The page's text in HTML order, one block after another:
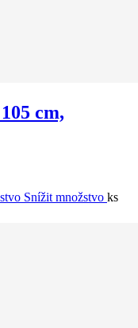
cm,
Snížit množstvo ks